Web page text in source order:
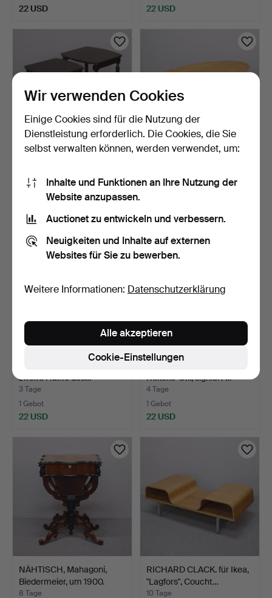
22 USD 22 USD
3 Tage
Schätzwert
43 USD
3 Tage
53 USD
zweite Hälfte des…
3 Tage
1 Gebot
22 USD
SATZTISCHE, 3 Stk.,
Rokoko-Stil, signiert …
4 Tage
1 Gebot
22 USD
NÄHTISCH, Mahagoni,
Biedermeier, um 1900.
8 Tage
RICHARD CLACK. für Ikea,
"Lagfors", Coucht…
10 Tage
Wir verwenden Cookies
Einige Cookies sind für die Nutzung der
Dienstleistung erforderlich. Die Cookies, die Sie
selbst verwalten können, werden verwendet, um:
Inhalte und Funktionen an Ihre Nutzung der
Website anzupassen.
Auctionet zu entwickeln und verbessern.
Neuigkeiten und Inhalte auf externen
Websites für Sie zu bewerben.
Weitere Informationen: Datenschutzerklärung
Cookie-Einstellungen
Alle akzeptieren